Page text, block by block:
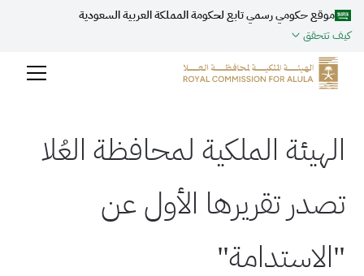
موقع حكومي رسمي تابع لحكومة المملكة العربية السعودية
كيف تتحقق
الهيئة الملكية لمحافظة العُلا
تصدر تقريرها الأول عن
"الاستدامة"